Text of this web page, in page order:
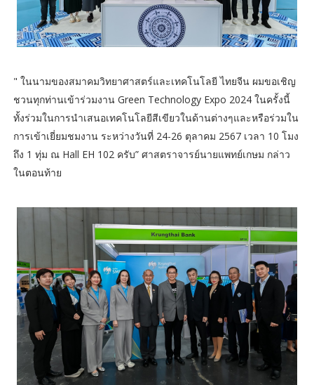
" ในนามของสมาคมวิทยาศาสตร์และเทคโนโลยี ไทยจีน ผมขอเชิญ
ชวนทุกท่านเข้าร่วมงาน Green Technology Expo 2024 ในครั้งนี้
ทั้งร่วมในการนำเสนอเทคโนโลยีสีเขียวในด้านต่างๆและหรือร่วมใน
การเข้าเยี่ยมชมงาน ระหว่างวันที่ 24-26 ตุลาคม 2567 เวลา 10 โมง
ถึง 1 ทุ่ม ณ Hall EH 102 ครับ” ศาสตราจารย์นายแพทย์เกษม กล่าว
ในตอนท้าย